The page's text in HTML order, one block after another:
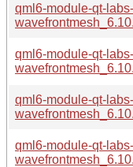
qml6-module-qt-labs-
qml6-module-qt-labs-
qml6-module-qt-labs-
qml6-module-qt-labs-